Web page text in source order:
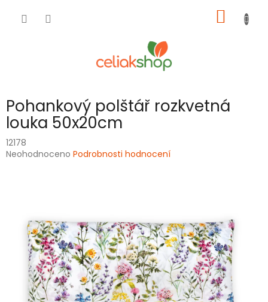
KOŠÍK
Pohankový polštář rozkvetná
louka 50x20cm
12178
Průměrné
hvězdiček.
Neohodnoceno Podrobnosti hodnocení